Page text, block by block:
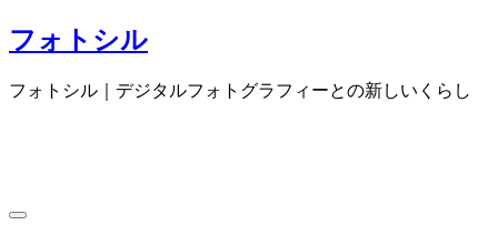
Skip
to
フォトシル
フォトシル｜デジタルフォトグラフィーとの新しいくらし